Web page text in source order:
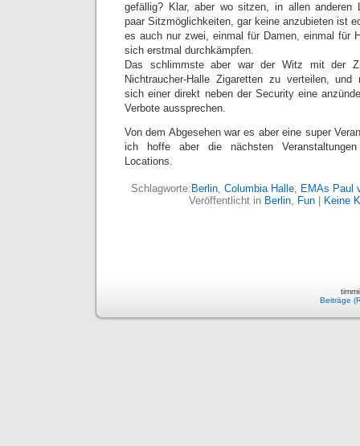
gefällig? Klar, aber wo sitzen, in allen anderen
paar Sitzmöglichkeiten, gar keine anzubieten ist
es auch nur zwei, einmal für Damen, einmal für
sich erstmal durchkämpfen.
Das schlimmste aber war der Witz mit der
Nichtraucher-Halle Zigaretten zu verteilen, und
sich einer direkt neben der Security eine
Verbote aussprechen.
Von dem Abgesehen war es aber eine super
ich hoffe aber die nächsten
Locations.
Schlagworte: Berlin, Columbia Halle, EMAs Paul
Veröffentlicht in Berlin, Fun Keine
Beiträge